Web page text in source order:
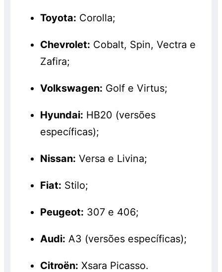
Toyota: Corolla;
Chevrolet: Cobalt, Spin, Vectra e
Zafira;
Volkswagen: Golf e Virtus;
Hyundai: HB20 (versões
específicas);
Nissan: Versa e Livina;
Fiat: Stilo;
Peugeot: 307 e 406;
Audi: A3 (versões específicas);
Citroën: Xsara Picasso.